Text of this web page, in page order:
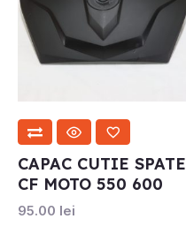
CAPAC CUTIE SPATE
CF MOTO 550 600
95.00 lei